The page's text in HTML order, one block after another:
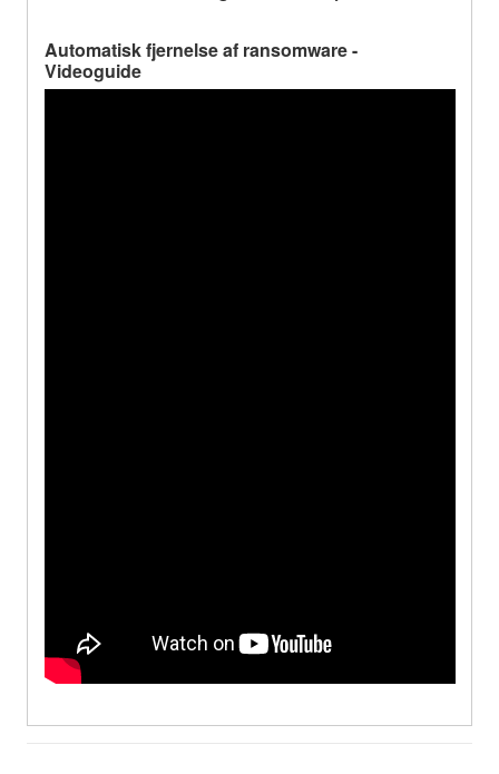
Automatisk fjernelse af ransomware -
Videoguide